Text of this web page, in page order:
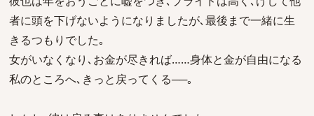
者に頭を下げないようになりましたが､最後まで一緒に生
きるつもりでした｡
女がいなくなり､お金が尽きれば……身体と金が自由になる
私のところへ､きっと戻ってくる──｡